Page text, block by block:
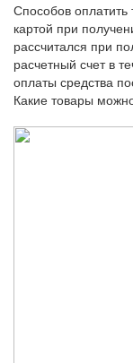
Способов
картой при
рассчитался при
расчетный счет в
оплаты средства
Какие товары